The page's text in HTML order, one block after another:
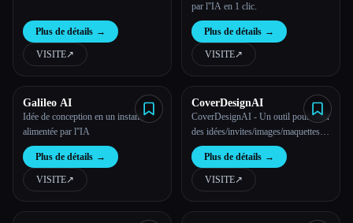
Plus de détails →
VISITE↗︎
par l''IA en 1 clic.
Plus de détails →
VISITE↗︎
Galileo AI
Idée de conception en un instant,
alimentée par l''IA
Plus de détails →
VISITE↗︎
CoverDesignAI
CoverDesignAI - Un outil pour créer
des idées/invites/images/maquettes
de couverture de livre sur mesure
pour les auteurs et designers
indépendants
Plus de détails →
VISITE↗︎